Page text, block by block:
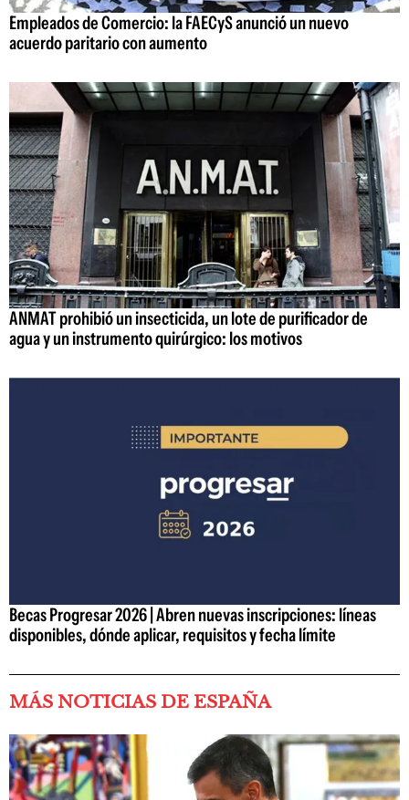
Empleados de Comercio: la FAECyS anunció un nuevo
acuerdo paritario con aumento
ANMAT prohibió un insecticida, un lote de purificador de
agua y un instrumento quirúrgico: los motivos
Becas Progresar 2026 | Abren nuevas inscripciones: líneas
disponibles, dónde aplicar, requisitos y fecha límite
MÁS NOTICIAS DE ESPAÑA